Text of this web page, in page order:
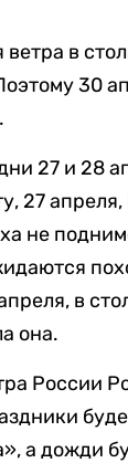
в
30
27 и 28
27
не
в
она.
России
а дожди